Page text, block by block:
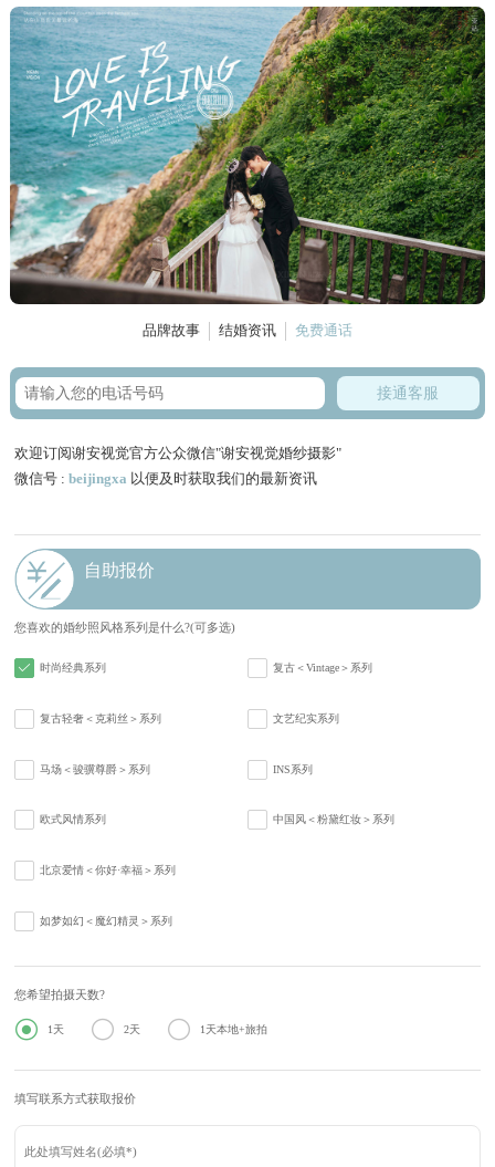
品牌故事 结婚资讯 免费通话
接通客服
欢迎订阅谢安视觉官方公众微信"谢安视觉婚纱摄影"
微信号 :beijingxa 以便及时获取我们的最新资讯
自助报价
您喜欢的婚纱照风格系列是什么?(可多选)
时尚经典系列 复古＜Vintage＞系列
复古轻奢＜克莉丝＞系列 文艺纪实系列
马场＜骏骥尊爵＞系列 INS系列
欧式风情系列 中国风＜粉黛红妆＞系列
北京爱情＜你好·幸福＞系列
如梦如幻＜魔幻精灵＞系列
您希望拍摄天数?
 1天  2天  1天本地+旅拍
填写联系方式获取报价